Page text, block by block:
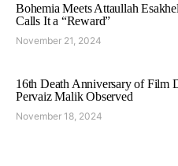
Bohemia Meets Attaullah
Calls It a “Reward”
November 21, 2024
16th Death Anniversary of Film
Pervaiz Malik Observed
November 18, 2024